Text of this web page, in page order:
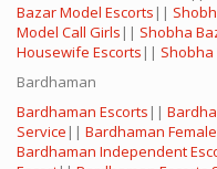
Bazar Model Escorts ||
Model Call Girls || Shobha
Housewife Escorts ||
Bardhaman
Bardhaman Escorts ||
Service || Bardhaman
Bardhaman Independent